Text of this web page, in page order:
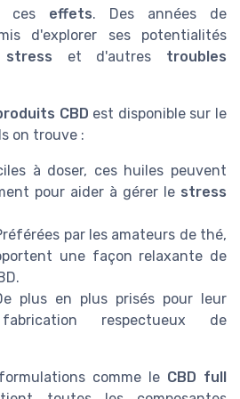
ces effets. Des années de
d'explorer ses potentialités
stress et d'autres troubles
CBD est disponible sur le
on trouve :
à doser, ces huiles peuvent
pour aider à gérer le stress
par les amateurs de thé,
une façon relaxante de
plus en plus prisés pour leur
respectueux de
comme le CBD full